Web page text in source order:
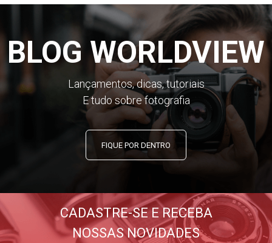
BLOG WORLDVIEW
Lançamentos, dicas, tutoriais
E tudo sobre fotografia
FIQUE POR DENTRO
CADASTRE-SE E RECEBA
NOSSAS NOVIDADES